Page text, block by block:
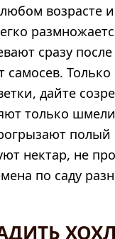
возрасте
сразу
самосев.
дайте
только
полый
нектар, не
по саду